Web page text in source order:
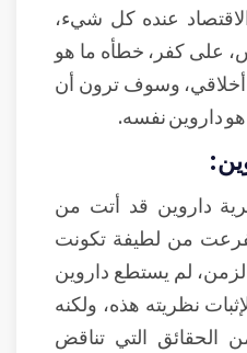
عنده كل شيء،
على كفر، خطأه ما هو
وسوف ترون أن
هو داروين نفسه.
داروين قد أتت من
من لطيفة تكونت
لم يستطع داروين
نظريته هذه، ولكنه
الحقائق التي تناقض